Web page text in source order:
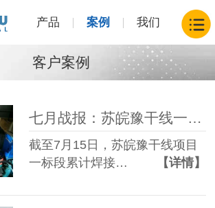
产品 案例 我们
客户案例
七月战报：苏皖豫干线一标段焊接突破70公里，熊谷自动焊设备经受高温“烤”验
截至7月15日，苏皖豫干线项目
一标段累计焊接…
【详情】